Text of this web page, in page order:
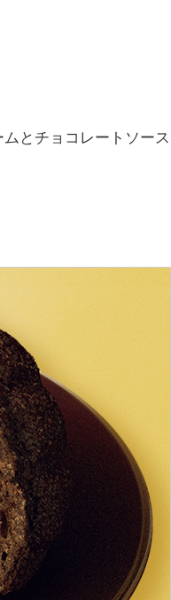
とチョコレートソース